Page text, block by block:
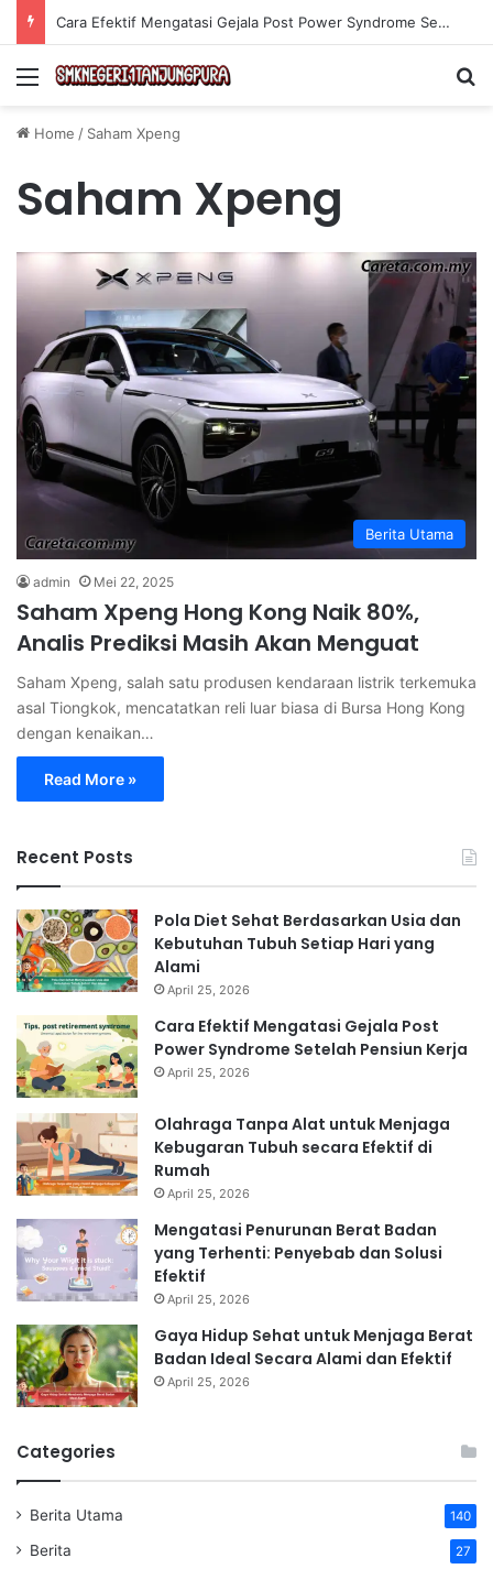
Olahraga Tanpa Alat untuk Menjaga Kebugaran Tubuh secara Efektif di Rumah
Menu
Home / Saham Xpeng
Saham Xpeng
Berita Utama
admin Mei 22, 2025
Saham Xpeng Hong Kong Naik 80%,
Analis Prediksi Masih Akan Menguat
Saham Xpeng, salah satu produsen kendaraan listrik terkemuka
asal Tiongkok, mencatatkan reli luar biasa di Bursa Hong Kong
dengan kenaikan…
Read More »
Recent Posts
Pola Diet Sehat Berdasarkan Usia dan
Kebutuhan Tubuh Setiap Hari yang
Alami
April 25, 2026
Cara Efektif Mengatasi Gejala Post
Power Syndrome Setelah Pensiun Kerja
April 25, 2026
Olahraga Tanpa Alat untuk Menjaga
Kebugaran Tubuh secara Efektif di
Rumah
April 25, 2026
Mengatasi Penurunan Berat Badan
yang Terhenti: Penyebab dan Solusi
Efektif
April 25, 2026
Gaya Hidup Sehat untuk Menjaga Berat
Badan Ideal Secara Alami dan Efektif
April 25, 2026
Categories
Berita Utama 140
Berita 27